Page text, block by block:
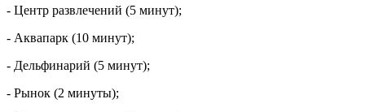
- Центр развлечений (5 минут);
- Аквапарк (10 минут);
- Дельфинарий (5 минут);
- Рынок (2 минуты);